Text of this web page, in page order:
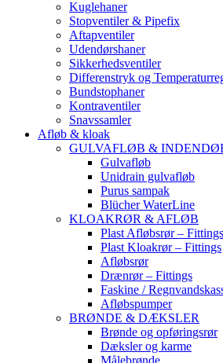
Kuglehaner
Stopventiler & Pipefix
Aftapventiler
Udendørshaner
Sikkerhedsventiler
Differenstryk og
Bundstophaner
Kontraventiler
Snavssamler
Afløb & kloak
GULVAFLØB &
Gulvafløb
Unidrain gulvafløb
Purus sampak
Blücher WaterLine
KLOAKRØR & AFLØB
Plast Afløbsrør – Fittings
Plast Kloakrør – Fittings
Afløbsrør
Drænrør – Fittings
Faskine /
Afløbspumper
BRØNDE & DÆKSLER
Brønde og opføringsrør
Dæksler og karme
Målebrønde